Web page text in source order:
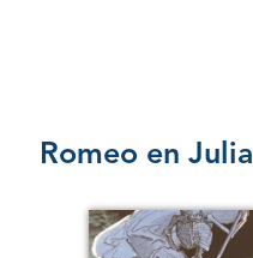
Romeo en Julia